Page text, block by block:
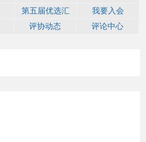
第五届优选汇 我要入会
评协动态 评论中心